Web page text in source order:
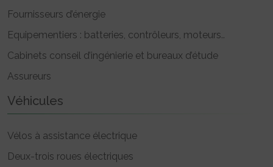
Fournisseurs d’énergie
Equipementiers : batteries, contrôleurs, moteurs..
Cabinets conseil d’ingénierie et bureaux d’étude
Assureurs
Véhicules
Vélos à assistance électrique
Deux-trois roues électriques